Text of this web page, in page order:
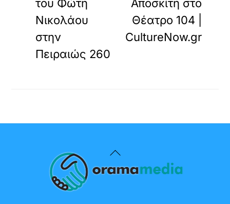
του Φώτη
Νικολάου
στην
Πειραιώς 260
Αποσκίτη στο
Θέατρο 104 |
CultureNow.gr
Back
To